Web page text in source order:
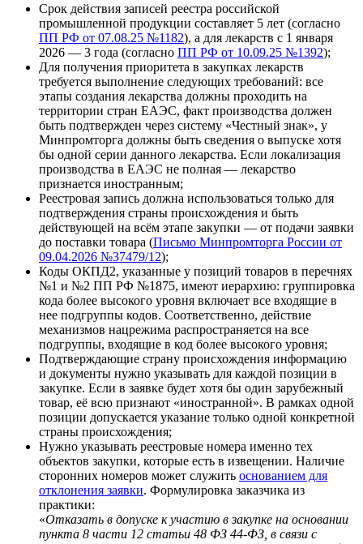
Срок действия записей реестра российской
промышленной продукции составляет 5 лет (согласно
ПП РФ от 07.08.25 №1182), а для лекарств с 1 января
2026 — 3 года (согласно ПП РФ от 10.09.25 №1392);
Для получения приоритета в закупках лекарств
требуется выполнение следующих требований: все
этапы создания лекарства должны проходить на
территории стран ЕАЭС, факт производства должен
быть подтвержден через систему «Честный знак», у
Минпромторга должны быть сведения о выпуске хотя
бы одной серии данного лекарства. Если локализация
производства в ЕАЭС не полная — лекарство
признается иностранным;
Реестровая запись должна использоваться только для
подтверждения страны происхождения и быть
действующей на всём этапе закупки — от подачи заявки
до поставки товара (Письмо Минпромторга России от
09.04.2026 №37479/12);
Коды ОКПД2, указанные у позиций товаров в перечнях
№1 и №2 ПП РФ №1875, имеют иерархию: группировка
кода более высокого уровня включает все входящие в
нее подгруппы кодов. Соответственно, действие
механизмов нацрежима распространяется на все
подгруппы, входящие в код более высокого уровня;
Подтверждающие страну происхождения информацию
и документы нужно указывать для каждой позиции в
закупке. Если в заявке будет хотя бы один зарубежный
товар, её всю признают «иностранной». В рамках одной
позиции допускается указание только одной конкретной
страны происхождения;
Нужно указывать реестровые номера именно тех
объектов закупки, которые есть в извещении. Наличие
сторонних номеров может служить основанием для
отклонения заявки. Формулировка заказчика из
практики:
«Отказать в допуске к участию в закупке на основании
пункта 8 части 12 статьи 48 ФЗ 44-ФЗ, в связи с